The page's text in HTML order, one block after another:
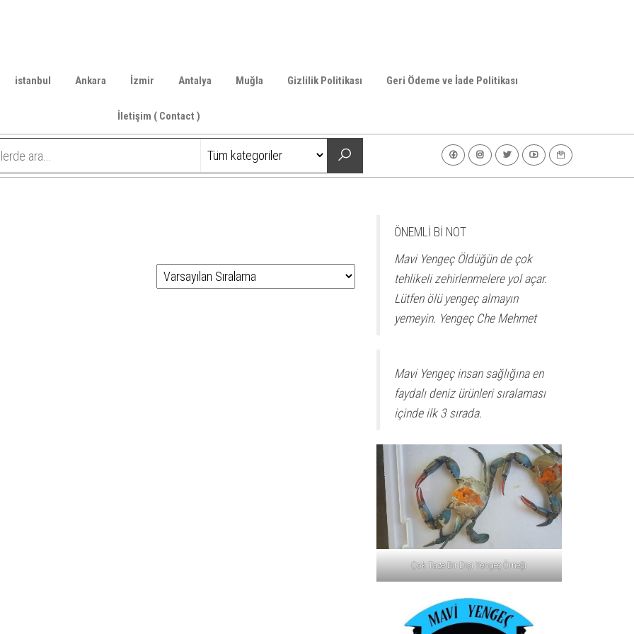
istanbul Ankara İzmir Antalya Muğla Gizlilik Politikası Geri Ödeme ve İade Politikası
İletişim ( Contact )
ÖNEMLİ Bİ NOT
Mavi Yengeç Öldüğün de çok
tehlikeli zehirlenmelere yol açar.
Lütfen ölü yengeç almayın
yemeyin. Yengeç Che Mehmet
Mavi Yengeç insan sağlığına en
faydalı deniz ürünleri sıralaması
içinde ilk 3 sırada.
Çok Taze Bir Dişi Yengeç Örneği